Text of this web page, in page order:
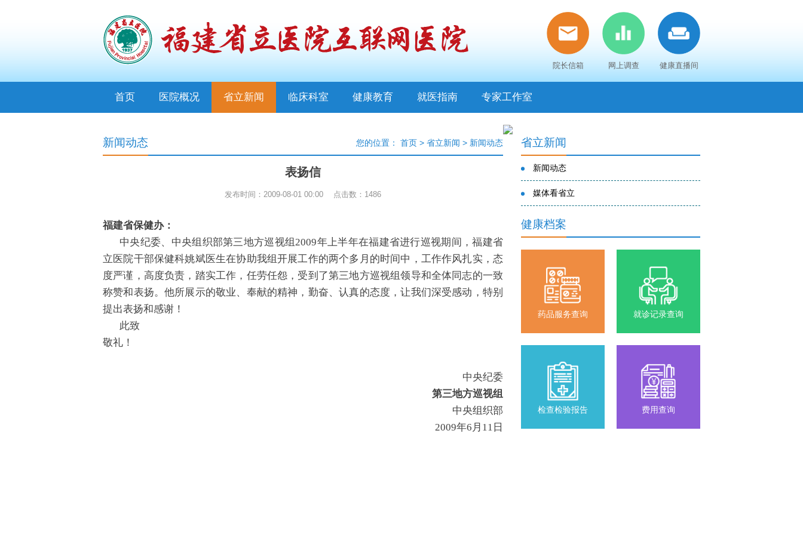
健康直播间
网上调查
院长信箱
首页 医院概况 省立新闻 临床科室 健康教育 就医指南 专家工作室
新闻动态 您的位置： 首页 > 省立新闻 > 新闻动态
表扬信
发布时间：2009-08-01 00:00 点击数： 1486
福建省保健办：
中央纪委、中央组织部第三地方巡视组2009年上半年在福建省进行巡视期间，福建省
立医院干部保健科姚斌医生在协助我组开展工作的两个多月的时间中，工作作风扎实，态
度严谨，高度负责，踏实工作，任劳任怨，受到了第三地方巡视组领导和全体同志的一致
称赞和表扬。他所展示的敬业、奉献的精神，勤奋、认真的态度，让我们深受感动，特别
提出表扬和感谢！
此致
敬礼！
中央纪委
第三地方巡视组
中央组织部
2009年6月11日
省立新闻
新闻动态
媒体看省立
健康档案
药品服务查询 就诊记录查询
检查检验报告 费用查询